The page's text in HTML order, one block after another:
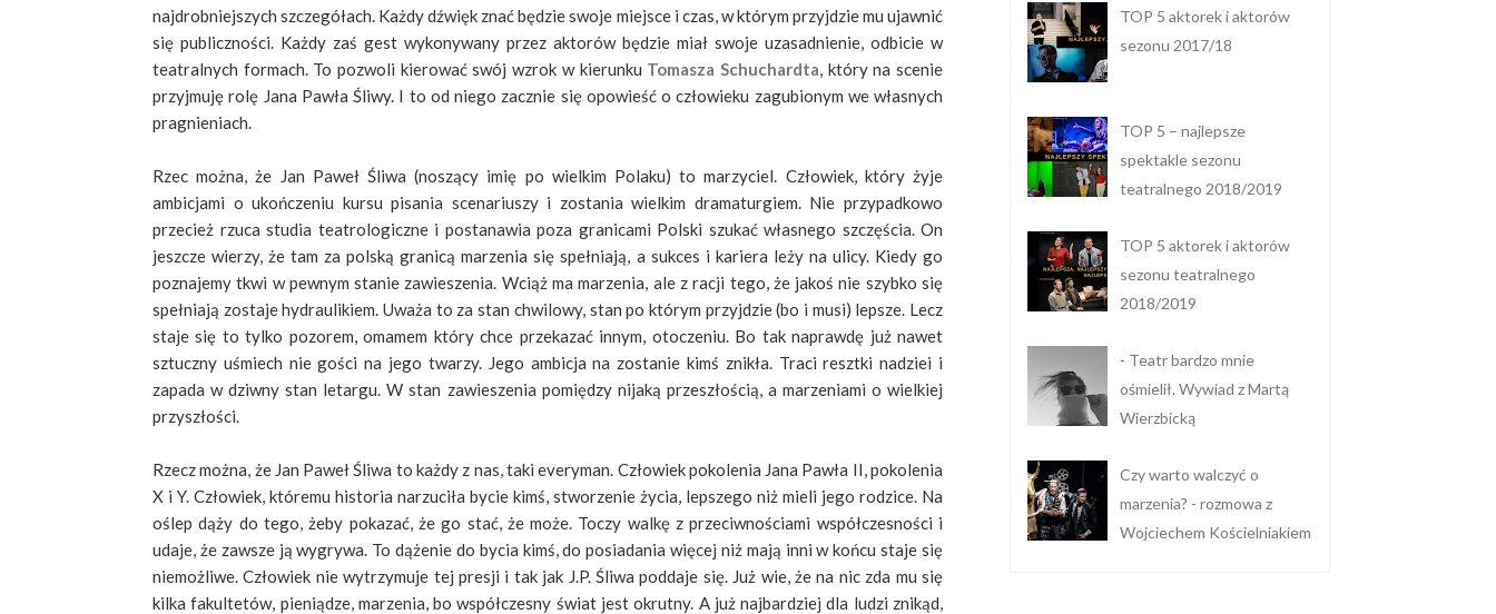
najdrobniejszych szczegółach. Każdy dźwięk znać będzie swoje miejsce i czas, w którym przyjdzie mu ujawnić
się publiczności. Każdy zaś gest wykonywany przez aktorów będzie miał swoje uzasadnienie, odbicie w
teatralnych formach. To pozwoli kierować swój wzrok w kierunku Tomasza Schuchardta, który na scenie
przyjmuję rolę Jana Pawła Śliwy. I to od niego zacznie się opowieść o człowieku zagubionym we własnych
pragnieniach.
Rzec można, że Jan Paweł Śliwa (noszący imię po wielkim Polaku) to marzyciel. Człowiek, który żyje
ambicjami o ukończeniu kursu pisania scenariuszy i zostania wielkim dramaturgiem. Nie przypadkowo
przecież rzuca studia teatrologiczne i postanawia poza granicami Polski szukać własnego szczęścia. On
jeszcze wierzy, że tam za polską granicą marzenia się spełniają, a sukces i kariera leży na ulicy. Kiedy go
poznajemy tkwi w pewnym stanie zawieszenia. Wciąż ma marzenia, ale z racji tego, że jakoś nie szybko się
spełniają zostaje hydraulikiem. Uważa to za stan chwilowy, stan po którym przyjdzie (bo i musi) lepsze. Lecz
staje się to tylko pozorem, omamem który chce przekazać innym, otoczeniu. Bo tak naprawdę już nawet
sztuczny uśmiech nie gości na jego twarzy. Jego ambicja na zostanie kimś znikła. Traci resztki nadziei i
zapada w dziwny stan letargu. W stan zawieszenia pomiędzy nijaką przeszłością, a marzeniami o wielkiej
przyszłości.
Rzecz można, że Jan Paweł Śliwa to każdy z nas, taki everyman. Człowiek pokolenia Jana Pawła II, pokolenia
X i Y. Człowiek, któremu historia narzuciła bycie kimś, stworzenie życia, lepszego niż mieli jego rodzice. Na
oślep dąży do tego, żeby pokazać, że go stać, że może. Toczy walkę z przeciwnościami współczesności i
udaje, że zawsze ją wygrywa. To dążenie do bycia kimś, do posiadania więcej niż mają inni w końcu staje się
niemożliwe. Człowiek nie wytrzymuje tej presji i tak jak J.P. Śliwa poddaje się. Już wie, że na nic zda mu się
kilka fakultetów, pieniądze, marzenia, bo współczesny świat jest okrutny. A już najbardziej dla ludzi znikąd,
TOP 5 aktorek i aktorów
sezonu 2017/18
TOP 5 – najlepsze
spektakle sezonu
teatralnego 2018/2019
TOP 5 aktorek i aktorów
sezonu teatralnego
2018/2019
- Teatr bardzo mnie
ośmielił. Wywiad z Martą
Wierzbicką
Czy warto walczyć o
marzenia? - rozmowa z
Wojciechem Kościelniakiem